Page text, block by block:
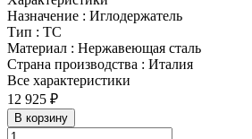
Назначение : Иглодержатель
Тип : ТС
Материал : Нержавеющая сталь
Страна производства : Италия
Все характеристики
12 925 ₽
В корзину